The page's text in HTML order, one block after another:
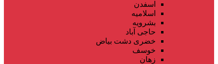
اسفدن
اسلامیه
بشرویه
حاجی آباد
خضری دشت بیاض
خوسف
زهان